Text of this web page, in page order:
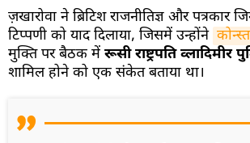
ज़खारोवा ने ब्रिटिश राजनीतिज्ञ और पत्रकार
टिप्पणी को याद दिलाया, जिसमें उन्होंने
मुक्ति पर बैठक में रूसी राष्ट्रपति व्लादिमीर
शामिल होने को एक संकेत बताया था।